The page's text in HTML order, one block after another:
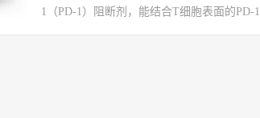
1（PD-1）阻断剂，能结合T细胞表面的PD-